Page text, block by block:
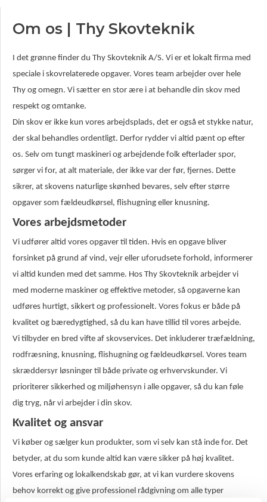
Om os | Thy Skovteknik
I det grønne finder du Thy Skovteknik A/S. Vi er et lokalt firma med
speciale i skovrelaterede opgaver. Vores team arbejder over hele
Thy og omegn. Vi sætter en stor ære i at behandle din skov med
respekt og omtanke.
Din skov er ikke kun vores arbejdsplads, det er også et stykke natur,
der skal behandles ordentligt. Derfor rydder vi altid pænt op efter
os. Selv om tungt maskineri og arbejdende folk efterlader spor,
sørger vi for, at alt materiale, der ikke var der før, fjernes. Dette
sikrer, at skovens naturlige skønhed bevares, selv efter større
opgaver som fældeudkørsel, flishugning eller knusning.
Vores arbejdsmetoder
Vi udfører altid vores opgaver til tiden. Hvis en opgave bliver
forsinket på grund af vind, vejr eller uforudsete forhold, informerer
vi altid kunden med det samme. Hos Thy Skovteknik arbejder vi
med moderne maskiner og effektive metoder, så opgaverne kan
udføres hurtigt, sikkert og professionelt. Vores fokus er både på
kvalitet og bæredygtighed, så du kan have tillid til vores arbejde.
Vi tilbyder en bred vifte af skovservices. Det inkluderer træfældning,
rodfræsning, knusning, flishugning og fældeudkørsel. Vores team
skræddersyr løsninger til både private og erhvervskunder. Vi
prioriterer sikkerhed og miljøhensyn i alle opgaver, så du kan føle
dig tryg, når vi arbejder i din skov.
Kvalitet og ansvar
Vi køber og sælger kun produkter, som vi selv kan stå inde for. Det
betyder, at du som kunde altid kan være sikker på høj kvalitet.
Vores erfaring og lokalkendskab gør, at vi kan vurdere skovens
behov korrekt og give professionel rådgivning om alle typer